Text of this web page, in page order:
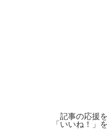
記事の応援
「いいね！」